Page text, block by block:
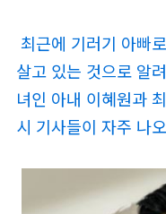
최근에 기러기 아빠
살고 있는 것으로 알
녀인 아내 이혜원과
시 기사들이 자주 나